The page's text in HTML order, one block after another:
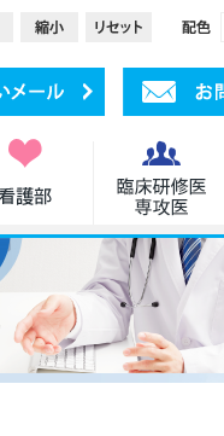
受付の流れ
アクセス